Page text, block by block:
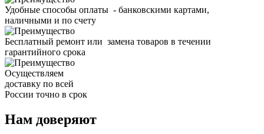
Удобные способы оплаты - банковскими картами,
наличными и по счету
Бесплатный ремонт или замена товаров в течении
гарантийного срока
Осуществляем
доставку по всей
России точно в срок
Нам доверяют